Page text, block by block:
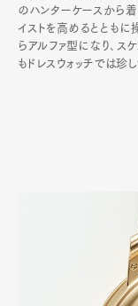
のハンターケースから
イストを高めるととも
らアルファ型になり､ス
もドレスウォッチでは珍